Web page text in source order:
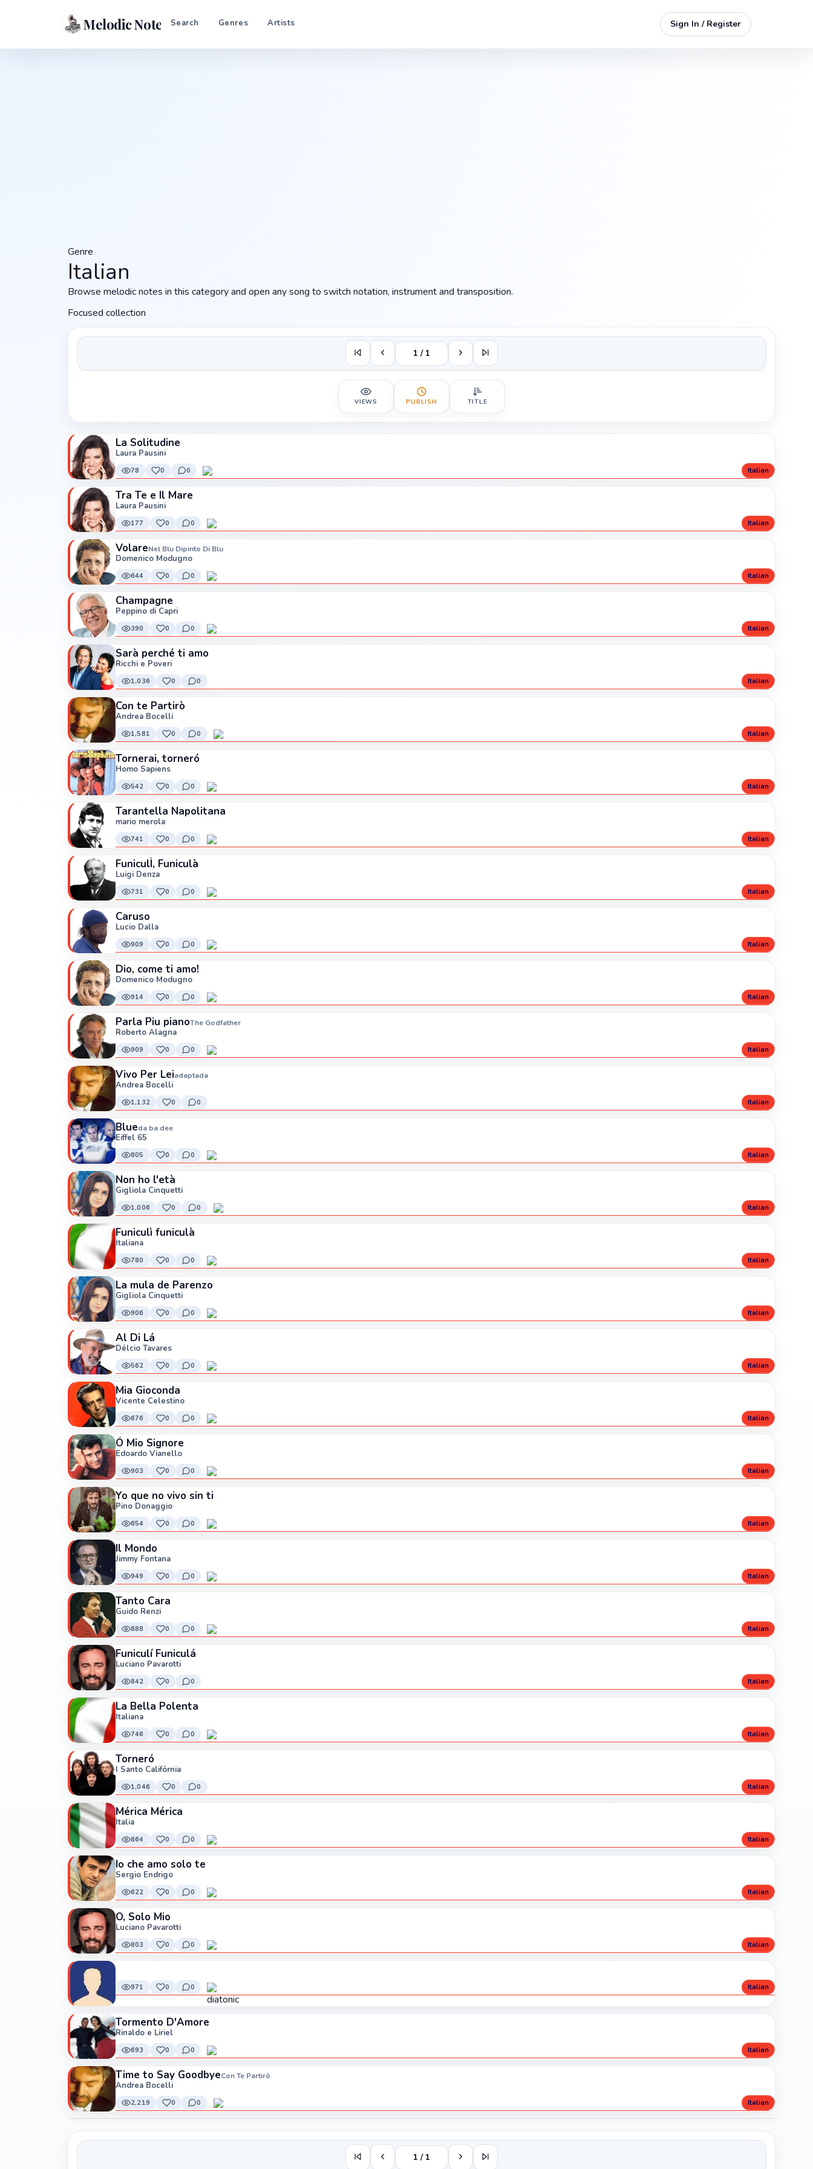
Melodic Notes Search Genres Artists Sign In / Register
Genre
Italian
Browse melodic notes in this category and open any song to switch notation, instrument and transposition.
Focused collection
1 / 1
VIEWS PUBLISH TITLE
La Solitudine
Laura Pausini
78 0 0 Italian
Tra Te e Il Mare
Laura Pausini
177 0 0 Italian
VolareNel Blu Dipinto Di Blu
Domenico Modugno
644 0 0 Italian
Champagne
Peppino di Capri
390 0 0 Italian
Sarà perché ti amo
Ricchi e Poveri
1,036 0 0 Italian
Con te Partirò
Andrea Bocelli
1,581 0 0 Italian
Tornerai, torneró
Homo Sapiens
542 0 0 Italian
Tarantella Napolitana
mario merola
741 0 0 Italian
FuniculÌ, Funiculà
Luigi Denza
731 0 0 Italian
Caruso
Lucio Dalla
909 0 0 Italian
Dio, come ti amo!
Domenico Modugno
914 0 0 Italian
Parla Piu pianoThe Godfather
Roberto Alagna
909 0 0 Italian
Vivo Per Leiadaptada
Andrea Bocelli
1,132 0 0 Italian
Blueda ba dee
Eiffel 65
805 0 0 Italian
Non ho l'età
Gigliola Cinquetti
1,006 0 0 Italian
Funiculì funiculà
Italiana
780 0 0 Italian
La mula de Parenzo
Gigliola Cinquetti
906 0 0 Italian
Al Di Lá
Délcio Tavares
562 0 0 Italian
Mia Gioconda
Vicente Celestino
676 0 0 Italian
Ó Mio Signore
Edoardo Vianello
903 0 0 Italian
Yo que no vivo sin ti
Pino Donaggio
654 0 0 Italian
Il Mondo
Jimmy Fontana
949 0 0 Italian
Tanto Cara
Guido Renzi
888 0 0 Italian
Funiculí Funiculá
Luciano Pavarotti
842 0 0 Italian
La Bella Polenta
Italiana
746 0 0 Italian
Torneró
I Santo Califórnia
1,046 0 0 Italian
Mérica Mérica
Italia
864 0 0 Italian
Io che amo solo te
Sergio Endrigo
622 0 0 Italian
O, Solo Mio
Luciano Pavarotti
803 0 0 Italian
971 0 0 Italian
Tormento D'Amore
Rinaldo e Liriel
693 0 0 Italian
Time to Say GoodbyeCon Te Partirò
Andrea Bocelli
2,219 0 0 Italian
1 / 1